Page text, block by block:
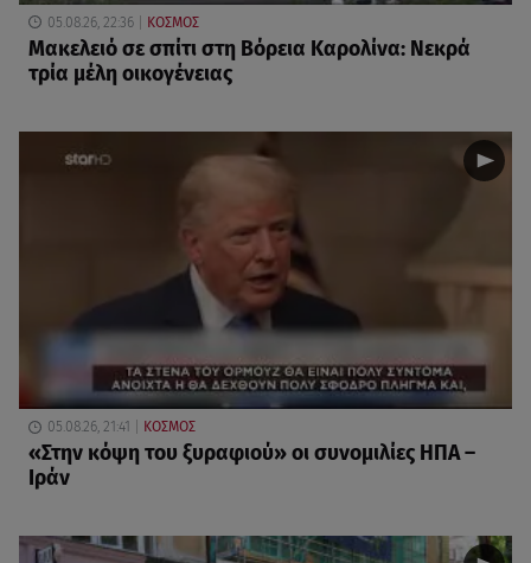
05.08.26, 22:36 ΚΟΣΜΟΣ
Μακελειό σε σπίτι στη Βόρεια Καρολίνα: Νεκρά
τρία μέλη οικογένειας
05.08.26, 21:41 ΚΟΣΜΟΣ
«Στην κόψη του ξυραφιού» οι συνομιλίες ΗΠΑ –
Ιράν